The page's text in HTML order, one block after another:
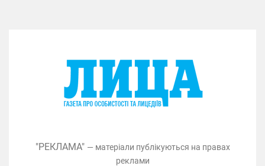
"РЕКЛАМА" — матеріали публікуються на правах
реклами